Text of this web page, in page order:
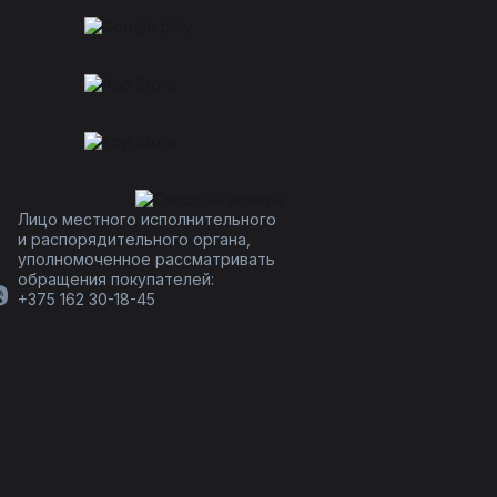
Лицо местного исполнительного
и распорядительного органа,
уполномоченное рассматривать
обращения покупателей:
+375 162 30-18-45